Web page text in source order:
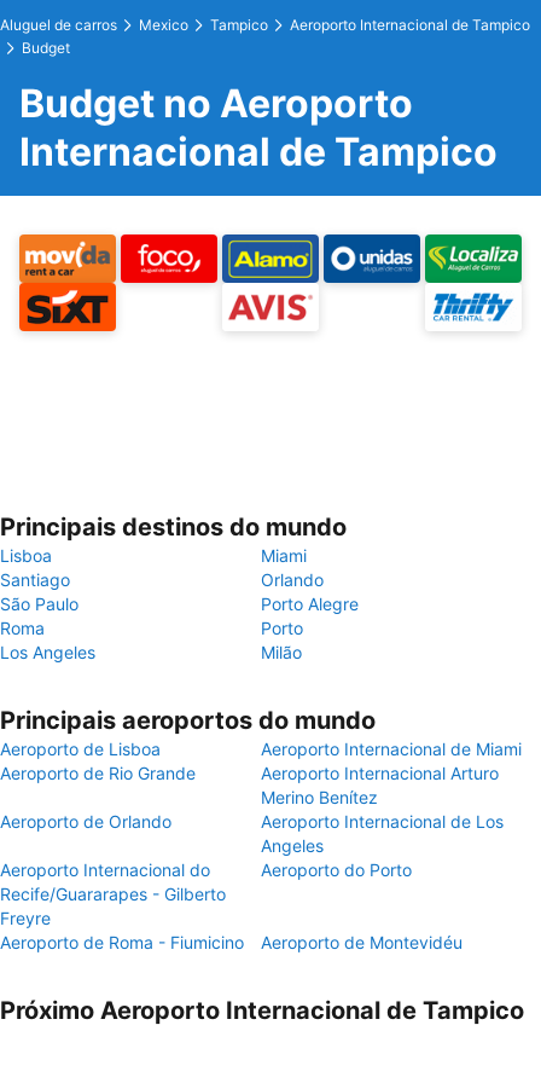
Aluguel de carros Mexico Tampico
Aeroporto Internacional de Tampico
Budget
Budget no Aeroporto
Internacional de Tampico
Principais destinos do mundo
Lisboa
Miami
Santiago
Orlando
São Paulo
Porto Alegre
Roma
Porto
Los Angeles
Milão
Principais aeroportos do mundo
Aeroporto de Lisboa
Aeroporto Internacional de Miami
Aeroporto de Rio Grande
Aeroporto Internacional Arturo
Merino Benítez
Aeroporto de Orlando
Aeroporto Internacional de Los
Angeles
Aeroporto Internacional do
Recife/Guararapes - Gilberto
Freyre
Aeroporto do Porto
Aeroporto de Roma - Fiumicino Aeroporto de Montevidéu
Próximo Aeroporto Internacional de Tampico